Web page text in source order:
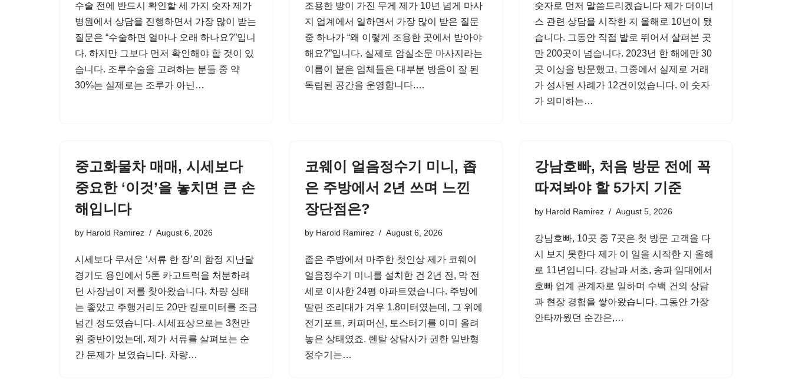
수술 전에 반드시 확인할 세 가지 숫자 제가
병원에서 상담을 진행하면서 가장 많이 받는
질문은 “수술하면 얼마나 오래 하나요?”입니
다. 하지만 그보다 먼저 확인해야 할 것이 있
습니다. 조루수술을 고려하는 분들 중 약
30%는 실제로는 조루가 아닌…
조용한 방이 가진 무게 제가 10년 넘게 마사
지 업계에서 일하면서 가장 많이 받은 질문
중 하나가 “왜 이렇게 조용한 곳에서 받아야
해요?”입니다. 실제로 암실소문 마사지라는
이름이 붙은 업체들은 대부분 방음이 잘 된
독립된 공간을 운영합니다.…
숫자로 먼저 말씀드리겠습니다 제가 더이너
스 관련 상담을 시작한 지 올해로 10년이 됐
습니다. 그동안 직접 발로 뛰어서 살펴본 곳
만 200곳이 넘습니다. 2023년 한 해에만 30
곳 이상을 방문했고, 그중에서 실제로 거래
가 성사된 사례가 12건이었습니다. 이 숫자
가 의미하는…
중고화물차 매매, 시세보다
중요한 ‘이것’을 놓치면 큰 손
해입니다
by Harold Ramirez August 6, 2026
시세보다 무서운 ‘서류 한 장’의 함정 지난달
경기도 용인에서 5톤 카고트럭을 처분하려
던 사장님이 저를 찾아왔습니다. 차량 상태
는 좋았고 주행거리도 20만 킬로미터를 조금
넘긴 정도였습니다. 시세표상으로는 3천만
원 중반이었는데, 제가 서류를 살펴보는 순
간 문제가 보였습니다. 차량…
코웨이 얼음정수기 미니, 좁
은 주방에서 2년 쓰며 느낀
장단점은?
by Harold Ramirez August 6, 2026
좁은 주방에서 마주한 첫인상 제가 코웨이
얼음정수기 미니를 설치한 건 2년 전, 막 전
세로 이사한 24평 아파트였습니다. 주방에
딸린 조리대가 겨우 1.8미터였는데, 그 위에
전기포트, 커피머신, 토스터기를 이미 올려
놓은 상태였죠. 렌탈 상담사가 권한 일반형
정수기는…
강남호빠, 처음 방문 전에 꼭
따져봐야 할 5가지 기준
by Harold Ramirez August 5, 2026
강남호빠, 10곳 중 7곳은 첫 방문 고객을 다
시 보지 못한다 제가 이 일을 시작한 지 올해
로 11년입니다. 강남과 서초, 송파 일대에서
호빠 업계 관계자로 일하며 수백 건의 상담
과 현장 경험을 쌓아왔습니다. 그동안 가장
안타까웠던 순간은,…